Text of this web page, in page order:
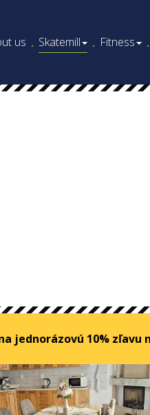
us . Skatemill . Fitness .
jednorázovú 10% zľavu